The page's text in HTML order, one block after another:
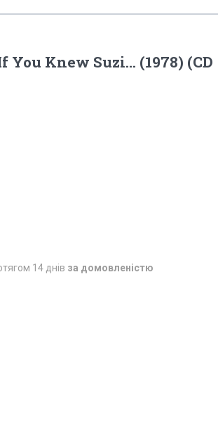
You Knew Suzi… (1978) (CD
14 днів за домовленістю